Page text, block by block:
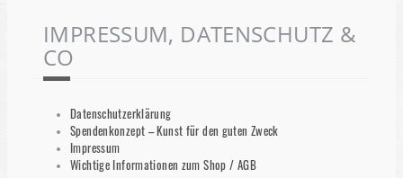
IMPRESSUM, DATENSCHUTZ &
CO
Datenschutzerklärung
Spendenkonzept – Kunst für den guten Zweck
Impressum
Wichtige Informationen zum Shop / AGB